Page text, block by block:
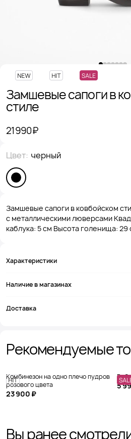
Замшевые сапоги в
стиле
21 990 ₽
Цвет: черный
Замшевые сапоги в ковбойском
с металлическими люверсами
каблука: 5 см Высота голенища: 29
Характеристики
Наличие в магазинах
Доставка
Рекомендуемые
Комбинезон на одно плечо пудрово-
розового цвета
23 900 ₽
5
Вы ранее